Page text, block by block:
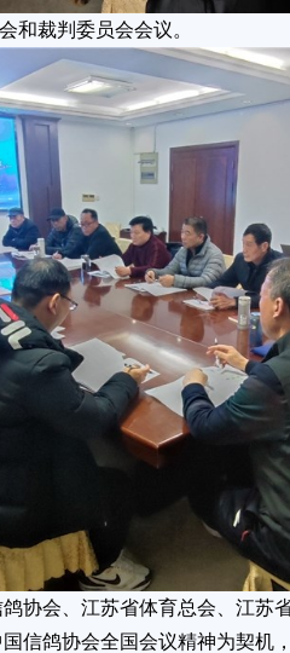
和裁判委员会会议。
协会、江苏省体育总会、江苏
信鸽协会全国会议精神为契机